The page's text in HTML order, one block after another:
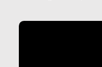
dietro gli oggetti e i